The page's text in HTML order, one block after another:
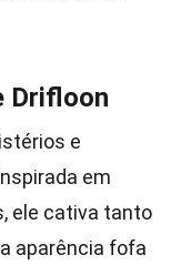
Drifloon
e
em
ele cativa tanto
aparência fofa